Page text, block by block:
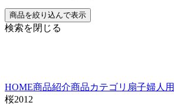
検索を閉じる
HOME商品紹介商品カテゴリ 扇子婦人用
桜2012